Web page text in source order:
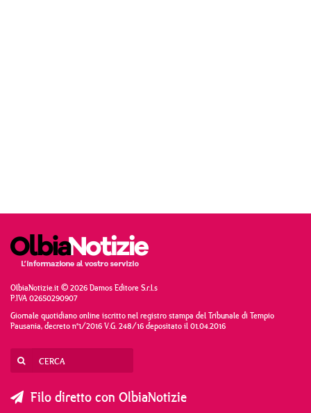
OlbiaNotizie.it © 2026 Damos Editore S.r.l.s
P.IVA 02650290907
Giornale quotidiano online iscritto nel registro stampa del Tribunale di Tempio
Pausania, decreto n°1/2016 V.G. 248/16 depositato il 01.04.2016
Filo diretto con OlbiaNotizie